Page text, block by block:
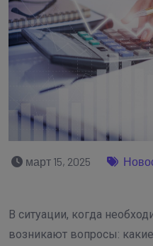
март 15, 2025
В ситуации, когда
возникают вопросы: